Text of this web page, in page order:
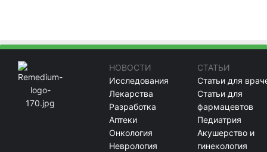
НОВОСТИ
Исследования
Лекарства
Разработка
Аптеки
Онкология
Неврология
СТАТЬИ
Статьи для
Статьи для
фармацевтов
Педиатрия
Акушерство и
гинекология